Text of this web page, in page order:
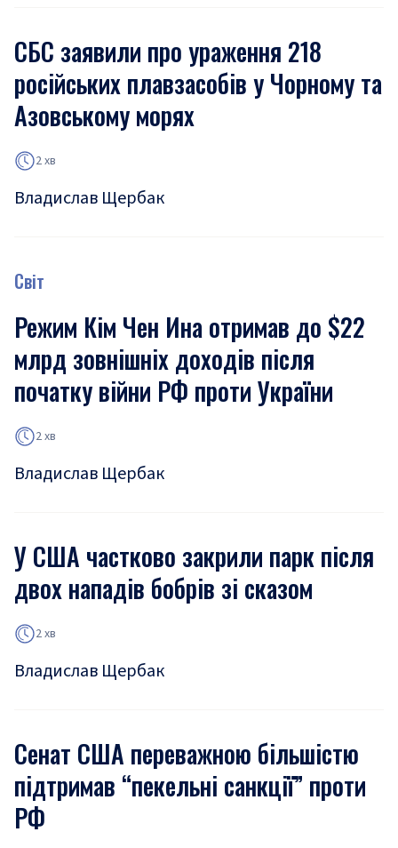
СБС заявили про ураження 218
російських плавзасобів у Чорному та
Азовському морях
2 хв
Владислав Щербак
Світ
Режим Кім Чен Ина отримав до $22
млрд зовнішніх доходів після
початку війни РФ проти України
2 хв
Владислав Щербак
У США частково закрили парк після
двох нападів бобрів зі сказом
2 хв
Владислав Щербак
Сенат США переважною більшістю
підтримав “пекельні санкції” проти
РФ